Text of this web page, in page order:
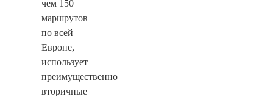
чем 150
маршрутов
по всей
Европе,
использует
преимущественно
вторичные